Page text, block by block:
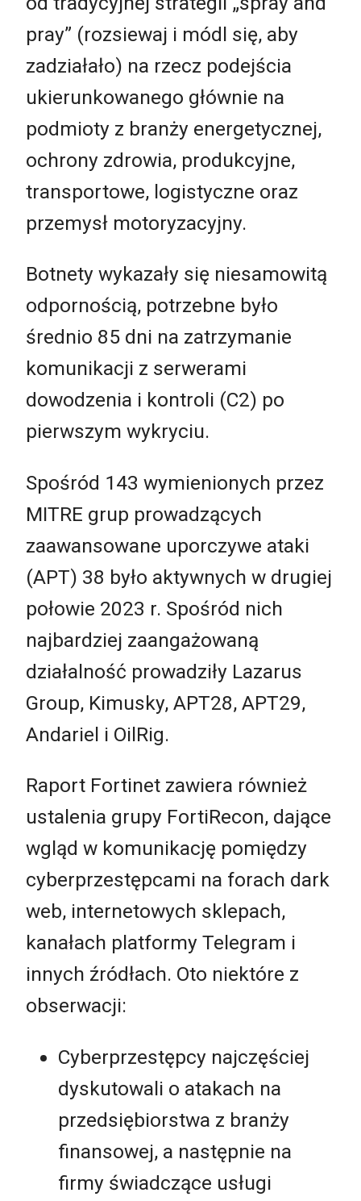
pray” (rozsiewaj i módl się, aby
zadziałało) na rzecz podejścia
ukierunkowanego głównie na
podmioty z branży energetycznej,
ochrony zdrowia, produkcyjne,
transportowe, logistyczne oraz
przemysł motoryzacyjny.
Botnety wykazały się niesamowitą
odpornością, potrzebne było
średnio 85 dni na zatrzymanie
komunikacji z serwerami
dowodzenia i kontroli (C2) po
pierwszym wykryciu.
Spośród 143 wymienionych przez
MITRE grup prowadzących
zaawansowane uporczywe ataki
(APT) 38 było aktywnych w drugiej
połowie 2023 r. Spośród nich
najbardziej zaangażowaną
działalność prowadziły Lazarus
Group, Kimusky, APT28, APT29,
Andariel i OilRig.
Raport Fortinet zawiera również
ustalenia grupy FortiRecon, dające
wgląd w komunikację pomiędzy
cyberprzestępcami na forach dark
web, internetowych sklepach,
kanałach platformy Telegram i
innych źródłach. Oto niektóre z
obserwacji:
Cyberprzestępcy najczęściej
dyskutowali o atakach na
przedsiębiorstwa z branży
finansowej, a następnie na
firmy świadczące usługi